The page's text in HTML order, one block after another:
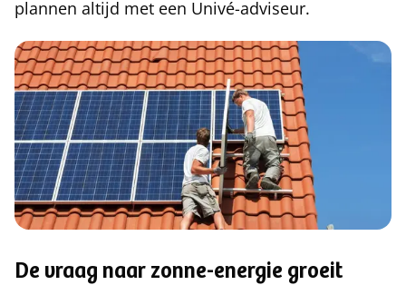
plannen altijd met een Univé-adviseur.
De vraag naar zonne-energie groeit